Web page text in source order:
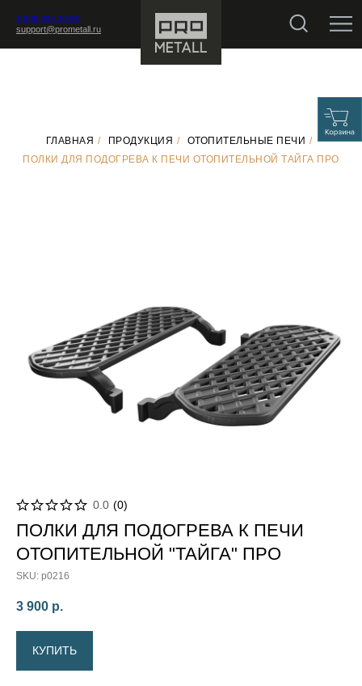
8 800 707 30 96
support@prometall.ru
ГЛАВНАЯ / ПРОДУКЦИЯ / ОТОПИТЕЛЬНЫЕ ПЕЧИ /
ПОЛКИ ДЛЯ ПОДОГРЕВА К ПЕЧИ ОТОПИТЕЛЬНОЙ ТАЙГА ПРО
0.0 (0)
ПОЛКИ ДЛЯ ПОДОГРЕВА К ПЕЧИ
ОТОПИТЕЛЬНОЙ "ТАЙГА" ПРО
SKU: p0216
3 900 р.
КУПИТЬ